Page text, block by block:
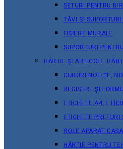
SETURI PENTRU
TĂVI ȘI
FIȘIERE MURALE
SUPORTURI
HÂRTIE ȘI ARTICOLE
CUBURI NOTIȚE,
REGISTRE ȘI
ETICHETE A4,
ETICHETE
ROLE APARAT CASA
HÂRTIE PENTRU